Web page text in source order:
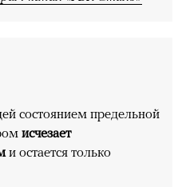
состоянием предельной
исчезает
и остается только